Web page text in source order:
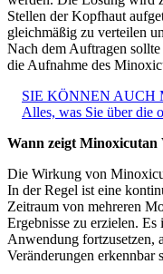
Stellen der Kopfhaut
gleichmäßig zu verteilen
Nach dem Auftragen
die Aufnahme des
SIE KÖNNEN AUCH
Alles, was Sie über die
Wann zeigt
Die Wirkung von
In der Regel ist eine
Zeitraum von mehreren
Ergebnisse zu erzielen.
Anwendung fortzusetzen,
Veränderungen erkennbar